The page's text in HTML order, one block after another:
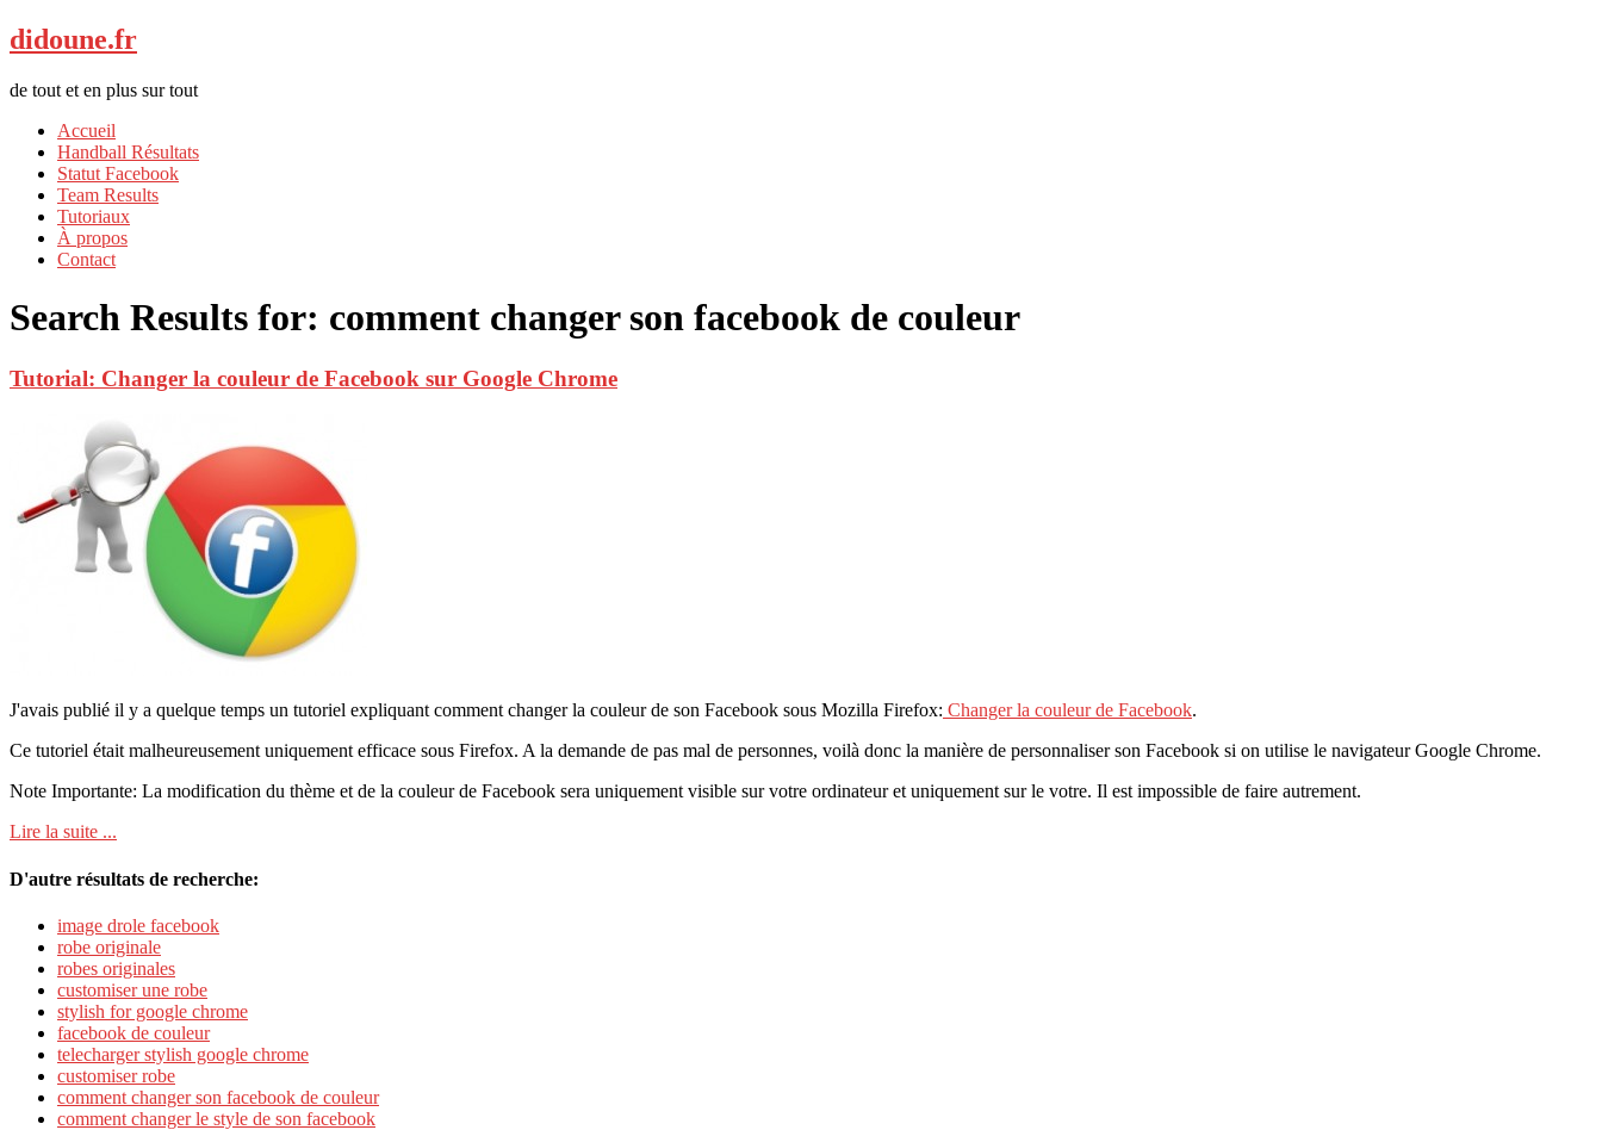
didoune.fr
de tout et en plus sur tout
Accueil
Handball Résultats
Statut Facebook
Team Results
Tutoriaux
À propos
Contact
Search Results for: comment changer son facebook de couleur
Tutorial: Changer la couleur de Facebook sur Google Chrome
J'avais publié il y a quelque temps un tutoriel expliquant comment changer la couleur de son Facebook sous Mozilla Firefox: Changer la couleur de Facebook.
Ce tutoriel était malheureusement uniquement efficace sous Firefox. A la demande de pas mal de personnes, voilà donc la manière de personnaliser son Facebook si on utilise le navigateur Google Chrome.
Note Importante: La modification du thème et de la couleur de Facebook sera uniquement visible sur votre ordinateur et uniquement sur le votre. Il est impossible de faire autrement.
Lire la suite ...
D'autre résultats de recherche:
image drole facebook
robe originale
robes originales
customiser une robe
stylish for google chrome
facebook de couleur
telecharger stylish google chrome
customiser robe
comment changer son facebook de couleur
comment changer le style de son facebook